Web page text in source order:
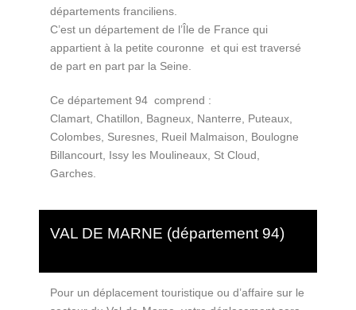
départements franciliens.
C’est un département de l’Île de France qui
appartient à la petite couronne et qui est traversé
de part en part par la Seine.
Ce département 94 comprend :
Clamart, Chatillon, Bagneux, Nanterre, Puteaux,
Colombes, Suresnes, Rueil Malmaison, Boulogne
Billancourt, Issy les Moulineaux, St Cloud,
Garches.
VAL DE MARNE (département 94)
Pour un déplacement touristique ou d’affaire sur le